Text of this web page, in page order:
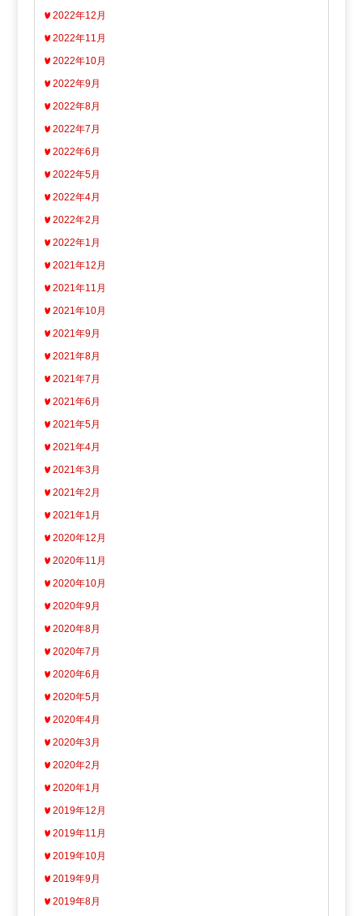
2022年12月
2022年11月
2022年10月
2022年9月
2022年8月
2022年7月
2022年6月
2022年5月
2022年4月
2022年2月
2022年1月
2021年12月
2021年11月
2021年10月
2021年9月
2021年8月
2021年7月
2021年6月
2021年5月
2021年4月
2021年3月
2021年2月
2021年1月
2020年12月
2020年11月
2020年10月
2020年9月
2020年8月
2020年7月
2020年6月
2020年5月
2020年4月
2020年3月
2020年2月
2020年1月
2019年12月
2019年11月
2019年10月
2019年9月
2019年8月